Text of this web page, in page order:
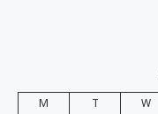
M T W